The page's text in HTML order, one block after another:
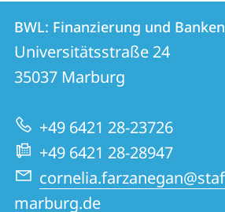
Kontakt
und
Informationen
zur
Website
Kontaktinformationen
BWL:
Finanzierung
und
Banken
BWL: Finanzierung und Banken
Universitätsstraße 24
35037 Marburg
+49 6421 28-23726
+49 6421 28-28947
marburg.de